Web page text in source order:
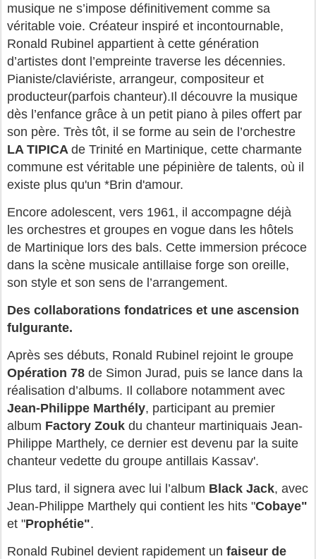
musique ne s’impose définitivement comme sa
véritable voie. Créateur inspiré et incontournable,
Ronald Rubinel appartient à cette génération
d’artistes dont l’empreinte traverse les décennies.
Pianiste/claviériste, arrangeur, compositeur et
producteur(parfois chanteur).Il découvre la musique
dès l’enfance grâce à un petit piano à piles offert par
son père. Très tôt, il se forme au sein de l’orchestre
LA TIPICA de Trinité en Martinique, cette charmante
commune est véritable une pépinière de talents, où il
existe plus qu'un *Brin d'amour.
Encore adolescent, vers 1961, il accompagne déjà
les orchestres et groupes en vogue dans les hôtels
de Martinique lors des bals. Cette immersion précoce
dans la scène musicale antillaise forge son oreille,
son style et son sens de l’arrangement.
Des collaborations fondatrices et une ascension
fulgurante.
Opération 78 de Simon Jurad, puis se lance dans la
Jean‑Philippe Marthély, participant au premier
album Factory Zouk du chanteur martiniquais Jean-
Philippe Marthely, ce dernier est devenu par la suite
chanteur vedette du groupe antillais Kassav'.
Plus tard, il signera avec lui l’album Black Jack, avec
Jean-Philippe Marthely qui contient les hits "Cobaye"
et "Prophétie".
Ronald Rubinel devient rapidement un faiseur de